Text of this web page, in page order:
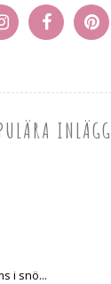
INLÄGG
i snö...